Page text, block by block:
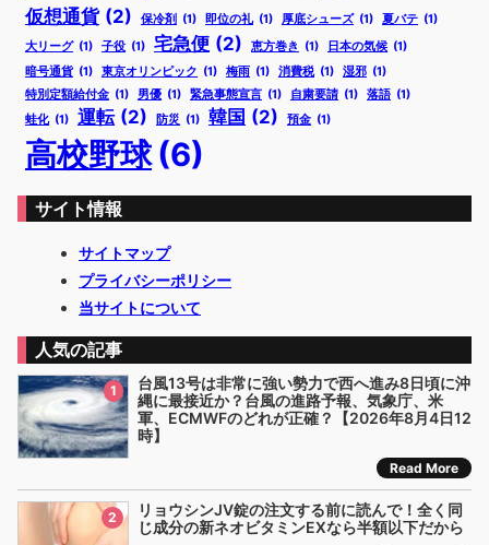
仮想通貨 (2) 保冷剤 (1) 即位の礼 (1) 厚底シューズ (1) 夏バテ (1)
大リーグ (1) 子役 (1) 宅急便 (2) 恵方巻き (1) 日本の気候 (1)
暗号通貨 (1) 東京オリンピック (1) 梅雨 (1) 消費税 (1) 湿邪 (1)
特別定額給付金 (1) 男優 (1) 緊急事態宣言 (1) 自粛要請 (1) 落語 (1)
蛙化 (1) 運転 (2) 防災 (1) 韓国 (2) 預金 (1)
高校野球(6)
サイト情報
サイトマップ
プライバシーポリシー
当サイトについて
人気の記事
1
台風13号は非常に強い勢力で西へ進み8日頃に沖
縄に最接近か？台風の進路予報、気象庁、米
軍、ECMWFのどれが正確？【2026年8月4日12
時】
Read More
2
リョウシンJV錠の注文する前に読んで！全く同
じ成分の新ネオビタミンEXなら半額以下だから